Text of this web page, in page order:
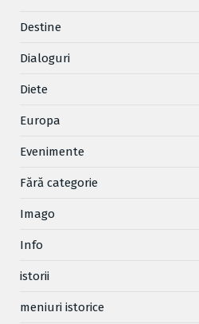
Destine
Dialoguri
Diete
Europa
Evenimente
Fără categorie
Imago
Info
istorii
meniuri istorice